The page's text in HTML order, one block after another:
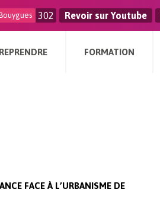
302 Revoir sur Youtube
FORMATION
FACE À L’URBANISME DE